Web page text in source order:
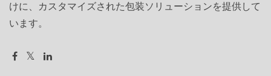
けに、カスタマイズされた包装ソリューションを提供して
います。